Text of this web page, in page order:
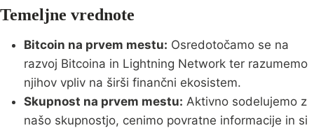
Temeljne vrednote
Bitcoin na prvem mestu: Osredotočamo se na
razvoj Bitcoina in Lightning Network ter razumemo
njihov vpliv na širši finančni ekosistem.
Skupnost na prvem mestu: Aktivno sodelujemo z
našo skupnostjo, cenimo povratne informacije in si